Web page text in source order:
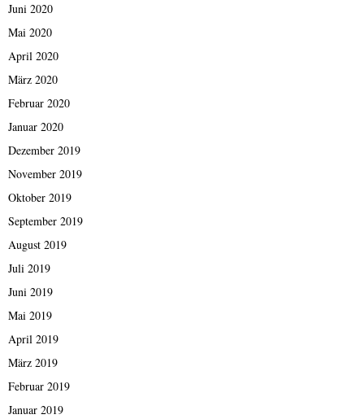
Juni 2020
Mai 2020
April 2020
März 2020
Februar 2020
Januar 2020
Dezember 2019
November 2019
Oktober 2019
September 2019
August 2019
Juli 2019
Juni 2019
Mai 2019
April 2019
März 2019
Februar 2019
Januar 2019